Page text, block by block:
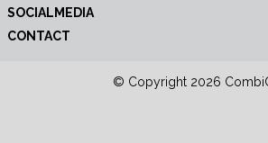
SOCIALMEDIA
CONTACT
© Copyright 2026